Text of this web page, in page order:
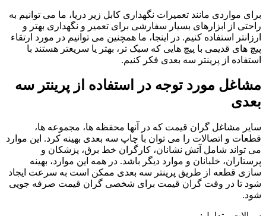
برای مواردی مانند تعمیرات نگهداری کابل زیر دریا، ما می توانیم به
راحتی از ابزارهای بسیار سفارشی برای تعمیر و نگهداری بهتر و
ارزانتر استفاده کنیم. در اینجا، ما همچنین می توانیم در مورد ارتقاء
پیچ های قدیمی با پیچ هایی که سبک تر، بهتر یا سریعتر هستند با
استفاده از پرینتر سه بعدی فکر کنیم.
مشاغل مورد توجه در استفاده از پرینتر سه
بعدی
سایر مشاغل گران قیمت که در آنها محفظه ها، مجموعه ها،
قطعات و اتصالات را می توان با چاپ سه بعدی بهینه کرد. این موارد
می تواند شامل آتش نشانان، کارگران خط برق، پزشکان و
پرستاران، خلبانان و موارد دیگر باشد. در همه این موارد، بهینه
سازی قطعه از طریق پرینتر سه بعدی ممکن است به سرعت ایجاد
شود تا در وقت گران قیمت برای شخصی گران قیمت صرفه جویی
شود.